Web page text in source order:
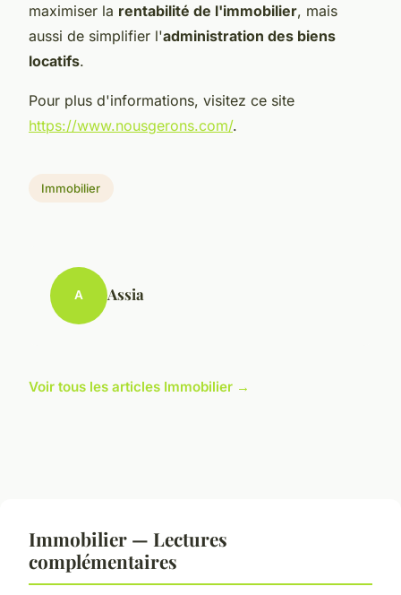
maximiser la rentabilité de l'immobilier, mais
aussi de simplifier l'administration des biens
locatifs.
Pour plus d'informations, visitez ce site
https://www.nousgerons.com/.
Immobilier
A Assia
Voir tous les articles Immobilier →
Immobilier — Lectures
complémentaires